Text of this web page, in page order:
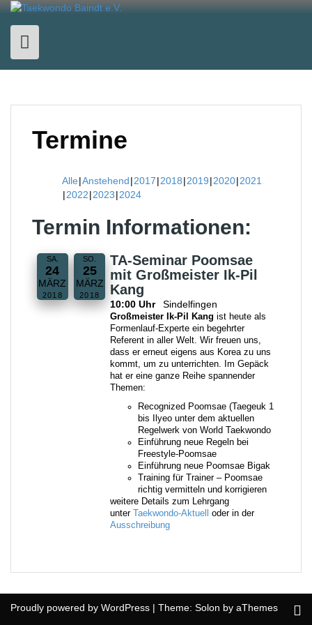
Skip
content
Termine
Alle Anstehend 2017 2018 2019 2020 2021
2022 2023 2024
Termin Informationen:
SA.
24
MÄRZ
2018
SO.
25
MÄRZ
2018
TA-Seminar Poomsae
mit Großmeister Ik-Pil
Kang
10:00 Uhr Sindelfingen
Großmeister Ik-Pil Kang ist heute als
Formenlauf-Experte ein begehrter
Referent in aller Welt. Wir freuen uns,
dass er erneut eigens aus Korea zu uns
kommt, um zu unterrichten. Im Gepäck
hat er eine ganze Reihe spannender
Themen:
Recognized Poomsae (Taegeuk 1
bis Ilyeo unter dem aktuellen
Regelwerk von World Taekwondo
Einführung neue Regeln bei
Freestyle-Poomsae
Einführung neue Poomsae Bigak
Training für Trainer – Poomsae
richtig vermitteln und korrigieren
weitere Details zum Lehrgang
unter
Taekwondo-Aktuell
oder in der
Ausschreibung
Proudly powered by WordPress | Theme: Solon by aThemes